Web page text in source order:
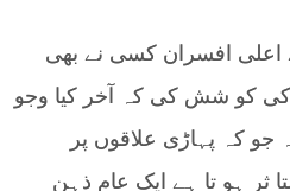
اعلی افسران کسی نے بھی
کی کو شش کی کہ آخر کیا وجو
کہ پہاڑی علاقوں پر
ثر ہو تا ہے ایک عام ذہن